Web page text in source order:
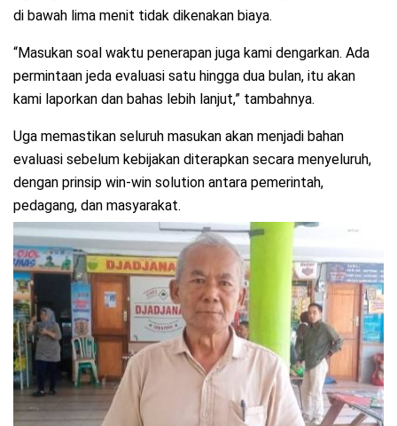
di bawah lima menit tidak dikenakan biaya.
“Masukan soal waktu penerapan juga kami dengarkan. Ada
permintaan jeda evaluasi satu hingga dua bulan, itu akan
kami laporkan dan bahas lebih lanjut,” tambahnya.
Uga memastikan seluruh masukan akan menjadi bahan
evaluasi sebelum kebijakan diterapkan secara menyeluruh,
dengan prinsip win-win solution antara pemerintah,
pedagang, dan masyarakat.